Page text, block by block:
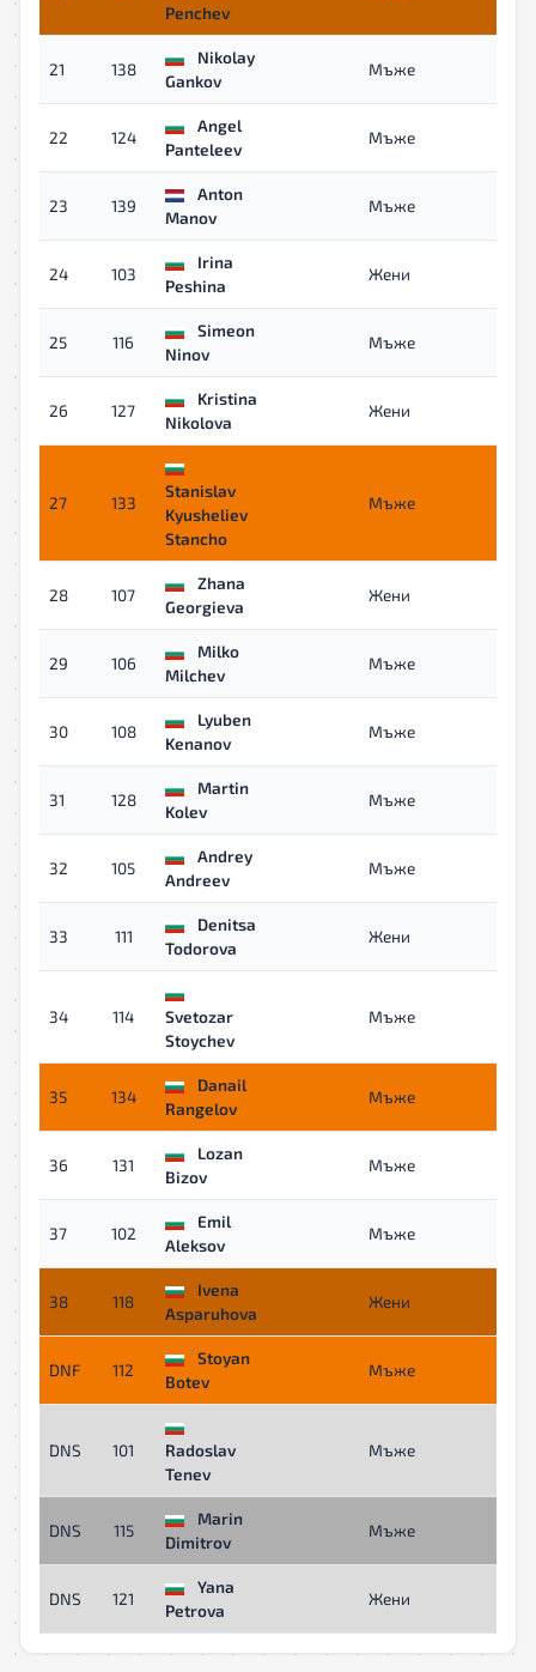
Penchev
21 138
Nikolay
Gankov
Мъже
22 124
Angel
Panteleev
Мъже
23 139
Anton
Manov
Мъже
24 103
Irina
Peshina
Жени
25 116
Simeon
Ninov
Мъже
26 127
Kristina
Nikolova
Жени
27 133
Stanislav
Kyusheliev
Stancho
Мъже
28 107
Zhana
Georgieva
Жени
29 106
Milko
Milchev
Мъже
30 108
Lyuben
Kenanov
Мъже
31 128
Martin
Kolev
Мъже
32 105
Andrey
Andreev
Мъже
33 111
Denitsa
Todorova
Жени
34 114
Svetozar
Stoychev
Мъже
35 134
Danail
Rangelov
Мъже
36 131
Lozan
Bizov
Мъже
37 102
Emil
Aleksov
Мъже
38 118
Ivena
Asparuhova
Жени
DNF 112
Stoyan
Botev
Мъже
DNS 101
Radoslav
Tenev
Мъже
DNS 115
Marin
Dimitrov
Мъже
DNS 121
Yana
Petrova
Жени